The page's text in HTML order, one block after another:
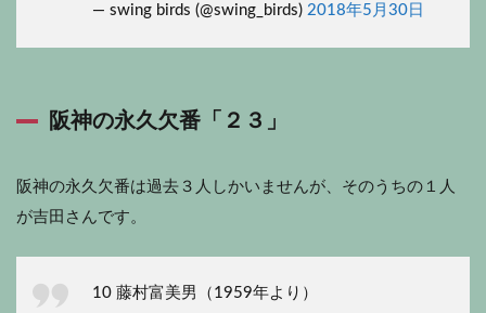
— swing birds (@swing_birds) 2018年5月30日
阪神の永久欠番「２３」
阪神の永久欠番は過去３人しかいませんが、そのうちの１人
が吉田さんです。
10 藤村富美男（1959年より）